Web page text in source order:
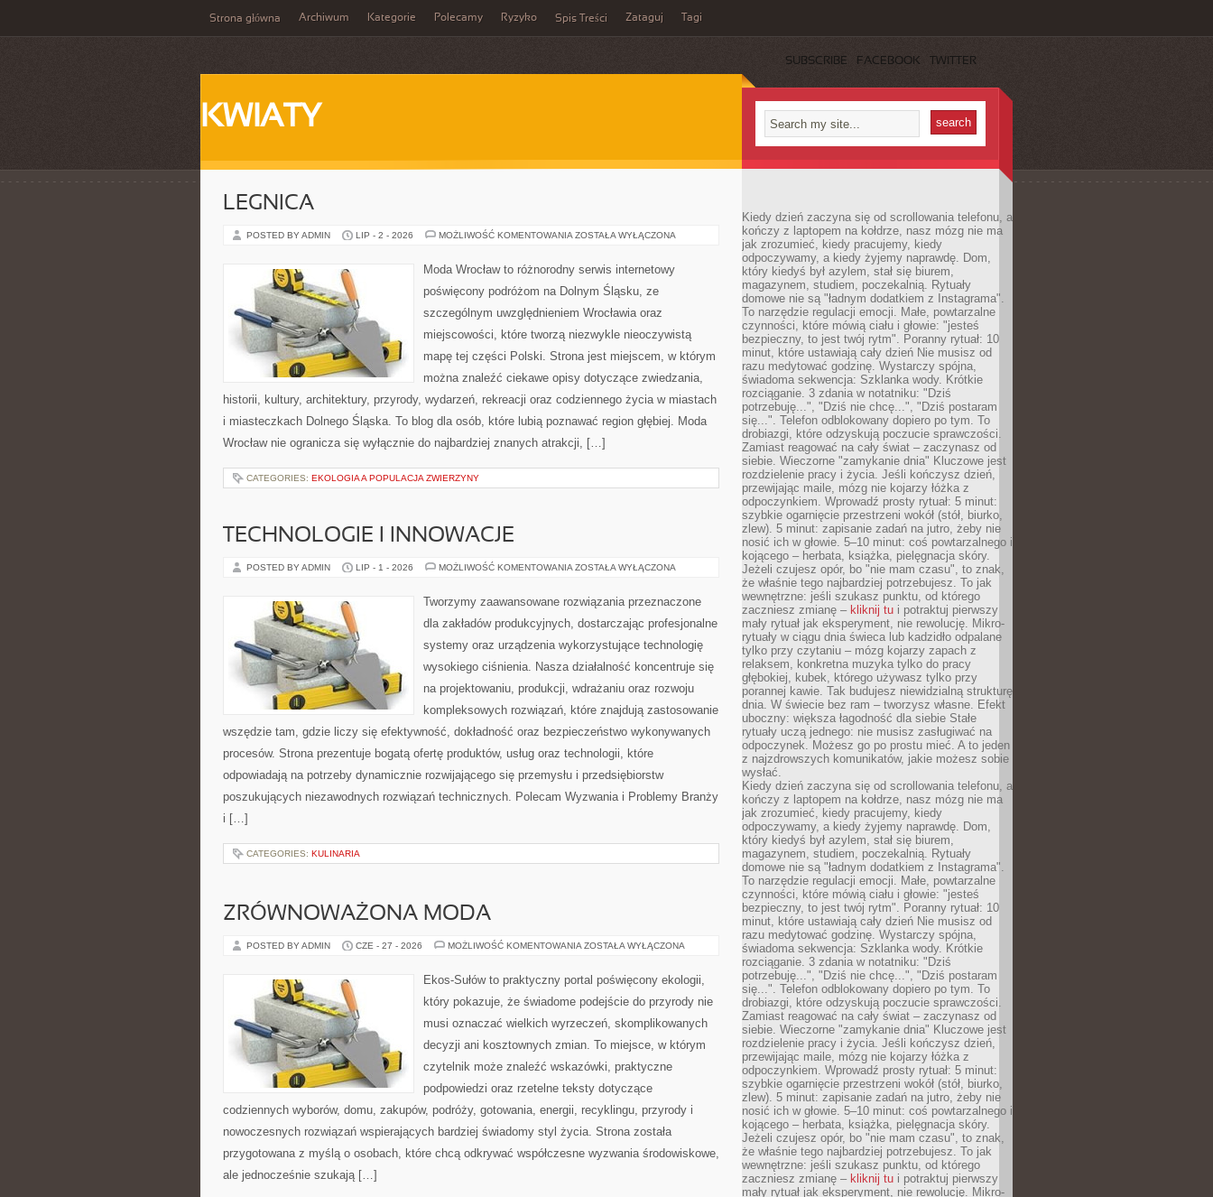
Strona główna Archiwum Kategorie Polecamy Ryzyko Spis Treści Zataguj Tagi
SUBSCRIBE FACEBOOK TWITTER
KWIATY
LEGNICA
POSTED BY ADMIN LIP - 2 - 2026 MOŻLIWOŚĆ KOMENTOWANIA LEGNICA
ZOSTAŁA WYŁĄCZONA
Moda Wrocław to różnorodny serwis internetowy
poświęcony podróżom na Dolnym Śląsku, ze
szczególnym uwzględnieniem Wrocławia oraz
miejscowości, które tworzą niezwykle nieoczywistą
mapę tej części Polski. Strona jest miejscem, w którym
można znaleźć ciekawe opisy dotyczące zwiedzania,
historii, kultury, architektury, przyrody, wydarzeń, rekreacji oraz codziennego życia w miastach
i miasteczkach Dolnego Śląska. To blog dla osób, które lubią poznawać region głębiej. Moda
Wrocław nie ogranicza się wyłącznie do najbardziej znanych atrakcji, […]
CATEGORIES: EKOLOGIA A POPULACJA ZWIERZYNY
TECHNOLOGIE I INNOWACJE
POSTED BY ADMIN LIP - 1 - 2026 MOŻLIWOŚĆ KOMENTOWANIA TECHNOLOGIE
ZOSTAŁA WYŁĄCZONA
Tworzymy zaawansowane rozwiązania przeznaczone
dla zakładów produkcyjnych, dostarczając profesjonalne
systemy oraz urządzenia wykorzystujące technologię
wysokiego ciśnienia. Nasza działalność koncentruje się
na projektowaniu, produkcji, wdrażaniu oraz rozwoju
kompleksowych rozwiązań, które znajdują zastosowanie
wszędzie tam, gdzie liczy się efektywność, dokładność oraz bezpieczeństwo wykonywanych
procesów. Strona prezentuje bogatą ofertę produktów, usług oraz technologii, które
odpowiadają na potrzeby dynamicznie rozwijającego się przemysłu i przedsiębiorstw
poszukujących niezawodnych rozwiązań technicznych. Polecam Wyzwania i Problemy Branży
i […]
CATEGORIES: KULINARIA
ZRÓWNOWAŻONA MODA
POSTED BY ADMIN CZE - 27 - 2026 MOŻLIWOŚĆ KOMENTOWANIA ZRÓWNOWAŻONA
ZOSTAŁA WYŁĄCZONA
Ekos-Sułów to praktyczny portal poświęcony ekologii,
który pokazuje, że świadome podejście do przyrody nie
musi oznaczać wielkich wyrzeczeń, skomplikowanych
decyzji ani kosztownych zmian. To miejsce, w którym
czytelnik może znaleźć wskazówki, praktyczne
podpowiedzi oraz rzetelne teksty dotyczące
codziennych wyborów, domu, zakupów, podróży, gotowania, energii, recyklingu, przyrody i
nowoczesnych rozwiązań wspierających bardziej świadomy styl życia. Strona została
przygotowana z myślą o osobach, które chcą odkrywać współczesne wyzwania środowiskowe,
ale jednocześnie szukają […]
Kiedy dzień zaczyna się od scrollowania telefonu, a
kończy z laptopem na kołdrze, nasz mózg nie ma
jak zrozumieć, kiedy pracujemy, kiedy
odpoczywamy, a kiedy żyjemy naprawdę. Dom,
który kiedyś był azylem, stał się biurem,
magazynem, studiem, poczekalnią. Rytuały
domowe nie są "ładnym dodatkiem z Instagrama".
To narzędzie regulacji emocji. Małe, powtarzalne
czynności, które mówią ciału i głowie: "jesteś
bezpieczny, to jest twój rytm". Poranny rytuał: 10
minut, które ustawiają cały dzień Nie musisz od
razu medytować godzinę. Wystarczy spójna,
świadoma sekwencja: Szklanka wody. Krótkie
rozciąganie. 3 zdania w notatniku: "Dziś
potrzebuję...", "Dziś nie chcę...", "Dziś postaram
się...". Telefon odblokowany dopiero po tym. To
drobiazgi, które odzyskują poczucie sprawczości.
Zamiast reagować na cały świat – zaczynasz od
siebie. Wieczorne "zamykanie dnia" Kluczowe jest
rozdzielenie pracy i życia. Jeśli kończysz dzień,
przewijając maile, mózg nie kojarzy łóżka z
odpoczynkiem. Wprowadź prosty rytuał: 5 minut:
szybkie ogarnięcie przestrzeni wokół (stół, biurko,
zlew). 5 minut: zapisanie zadań na jutro, żeby nie
nosić ich w głowie. 5–10 minut: coś powtarzalnego i
kojącego – herbata, książka, pielęgnacja skóry.
Jeżeli czujesz opór, bo "nie mam czasu", to znak,
że właśnie tego najbardziej potrzebujesz. To jak
wewnętrzne: jeśli szukasz punktu, od którego
zaczniesz zmianę – kliknij tu i potraktuj pierwszy
mały rytuał jak eksperyment, nie rewolucję. Mikro-
rytuały w ciągu dnia świeca lub kadzidło odpalane
tylko przy czytaniu – mózg kojarzy zapach z
relaksem, konkretna muzyka tylko do pracy
głębokiej, kubek, którego używasz tylko przy
porannej kawie. Tak budujesz niewidzialną strukturę
dnia. W świecie bez ram – tworzysz własne. Efekt
uboczny: większa łagodność dla siebie Stałe
rytuały uczą jednego: nie musisz zasługiwać na
odpoczynek. Możesz go po prostu mieć. A to jeden
z najzdrowszych komunikatów, jakie możesz sobie
wysłać.
Kiedy dzień zaczyna się od scrollowania telefonu, a
kończy z laptopem na kołdrze, nasz mózg nie ma
jak zrozumieć, kiedy pracujemy, kiedy
odpoczywamy, a kiedy żyjemy naprawdę. Dom,
który kiedyś był azylem, stał się biurem,
magazynem, studiem, poczekalnią. Rytuały
domowe nie są "ładnym dodatkiem z Instagrama".
To narzędzie regulacji emocji. Małe, powtarzalne
czynności, które mówią ciału i głowie: "jesteś
bezpieczny, to jest twój rytm". Poranny rytuał: 10
minut, które ustawiają cały dzień Nie musisz od
razu medytować godzinę. Wystarczy spójna,
świadoma sekwencja: Szklanka wody. Krótkie
rozciąganie. 3 zdania w notatniku: "Dziś
potrzebuję...", "Dziś nie chcę...", "Dziś postaram
się...". Telefon odblokowany dopiero po tym. To
drobiazgi, które odzyskują poczucie sprawczości.
Zamiast reagować na cały świat – zaczynasz od
siebie. Wieczorne "zamykanie dnia" Kluczowe jest
rozdzielenie pracy i życia. Jeśli kończysz dzień,
przewijając maile, mózg nie kojarzy łóżka z
odpoczynkiem. Wprowadź prosty rytuał: 5 minut:
szybkie ogarnięcie przestrzeni wokół (stół, biurko,
zlew). 5 minut: zapisanie zadań na jutro, żeby nie
nosić ich w głowie. 5–10 minut: coś powtarzalnego i
kojącego – herbata, książka, pielęgnacja skóry.
Jeżeli czujesz opór, bo "nie mam czasu", to znak,
że właśnie tego najbardziej potrzebujesz. To jak
wewnętrzne: jeśli szukasz punktu, od którego
zaczniesz zmianę – kliknij tu i potraktuj pierwszy
mały rytuał jak eksperyment, nie rewolucję. Mikro-